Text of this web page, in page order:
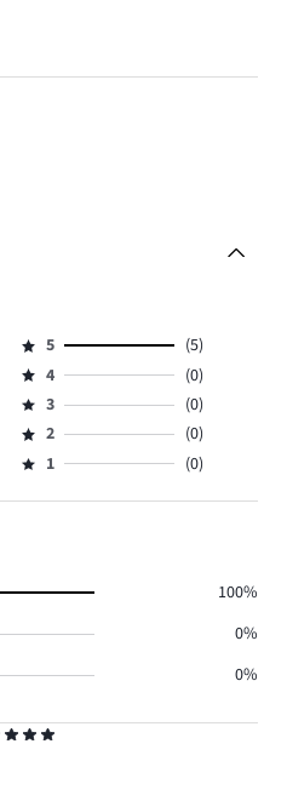
Hodnotenie
5,
počet
hlasov
5.
5
(5)
Hodnotenie
4,
počet
hlasov
4
(0)
Hodnotenie
3,
počet
3
(0)
Hodnotenie
2,
2
(0)
Hodnotenie
1,
1 (0)
100%
0%
0%